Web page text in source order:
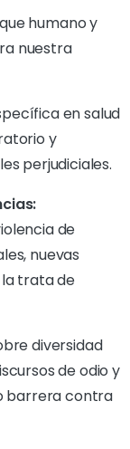
humano y
nuestra
en salud
y
perjudiciales.
de
nuevas
trata de
diversidad
de odio y
barrera contra